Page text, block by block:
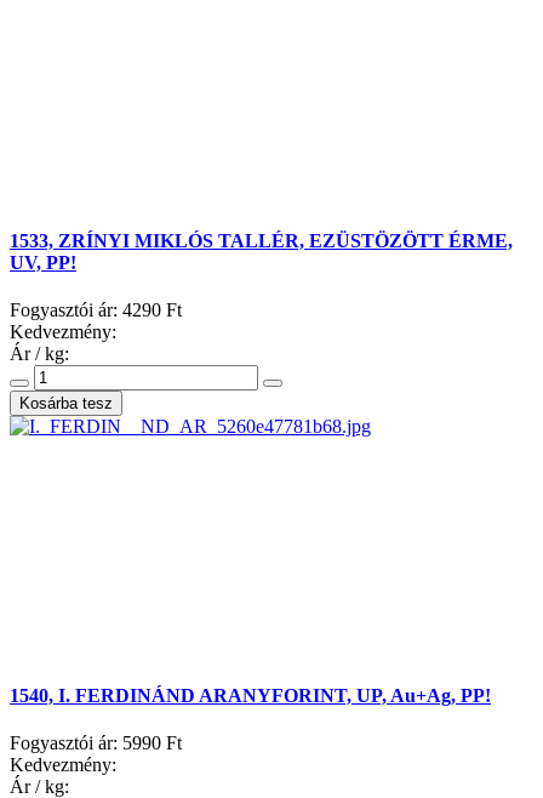
1533, ZRÍNYI MIKLÓS TALLÉR, EZÜSTÖZÖTT ÉRME,
UV, PP!
Fogyasztói ár: 4290 Ft
Kedvezmény:
Ár / kg:
1540, I. FERDINÁND ARANYFORINT, UP, Au+Ag, PP!
Fogyasztói ár: 5990 Ft
Kedvezmény:
Ár / kg: